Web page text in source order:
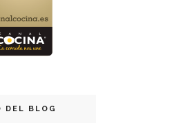
DEL BLOG